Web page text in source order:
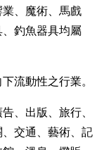
、魔術、馬戲
釣魚器具均屬
流動性之行業。
、出版、旅行、
交通、藝術、記